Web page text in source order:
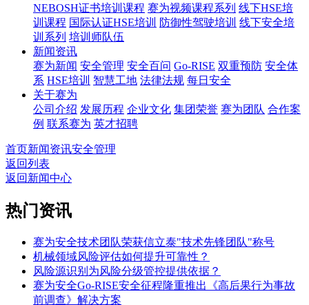
NEBOSH证书培训课程 赛为视频课程系列 线下HSE培
训课程 国际认证HSE培训 防御性驾驶培训 线下安全培
训系列 培训师队伍
新闻资讯
赛为新闻 安全管理 安全百问 Go-RISE 双重预防 安全体
系 HSE培训 智慧工地 法律法规 每日安全
关于赛为
公司介绍 发展历程 企业文化 集团荣誉 赛为团队 合作案
例 联系赛为 英才招聘
首页新闻资讯安全管理
返回列表
返回新闻中心
热门资讯
赛为安全技术团队荣获信立泰"技术先锋团队"称号
机械领域风险评估如何提升可靠性？
风险源识别为风险分级管控提供依据？
赛为安全Go-RISE安全征程隆重推出《高后果行为事故
前调查》解决方案